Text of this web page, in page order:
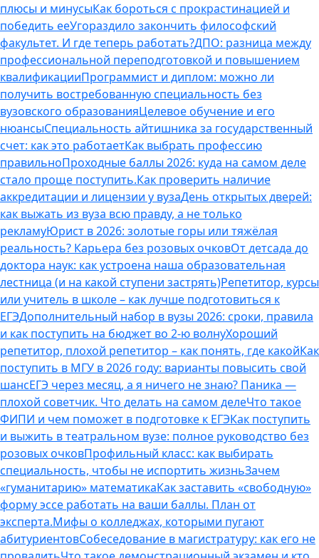
плюсы и минусыКак бороться с прокрастинацией и
победить ееУгораздило закончить философский
факультет. И где теперь работать?ДПО: разница между
профессиональной переподготовкой и повышением
квалификацииПрограммист и диплом: можно ли
получить востребованную специальность без
вузовского образованияЦелевое обучение и его
нюансыСпециальность айтишника за государственный
счет: как это работаетКак выбрать профессию
правильноПроходные баллы 2026: куда на самом деле
стало проще поступить.Как проверить наличие
аккредитации и лицензии у вузаДень открытых дверей:
как выжать из вуза всю правду, а не только
рекламуЮрист в 2026: золотые горы или тяжёлая
реальность? Карьера без розовых очковОт детсада до
доктора наук: как устроена наша образовательная
лестница (и на какой ступени застрять)Репетитор, курсы
или учитель в школе – как лучше подготовиться к
ЕГЭДополнительный набор в вузы 2026: сроки, правила
и как поступить на бюджет во 2‑ю волнуХороший
репетитор, плохой репетитор – как понять, где какойКак
поступить в МГУ в 2026 году: варианты повысить свой
шансЕГЭ через месяц, а я ничего не знаю? Паника —
плохой советчик. Что делать на самом делеЧто такое
ФИПИ и чем поможет в подготовке к ЕГЭКак поступить
и выжить в театральном вузе: полное руководство без
розовых очковПрофильный класс: как выбирать
специальность, чтобы не испортить жизньЗачем
«гуманитарию» математикаКак заставить «свободную»
форму эссе работать на ваши баллы. План от
эксперта.Мифы о колледжах, которыми пугают
абитуриентовСобеседование в магистратуру: как его не